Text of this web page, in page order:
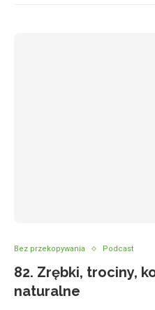
Bez przekopywania Podcast
82. Zrębki, trociny,
naturalne